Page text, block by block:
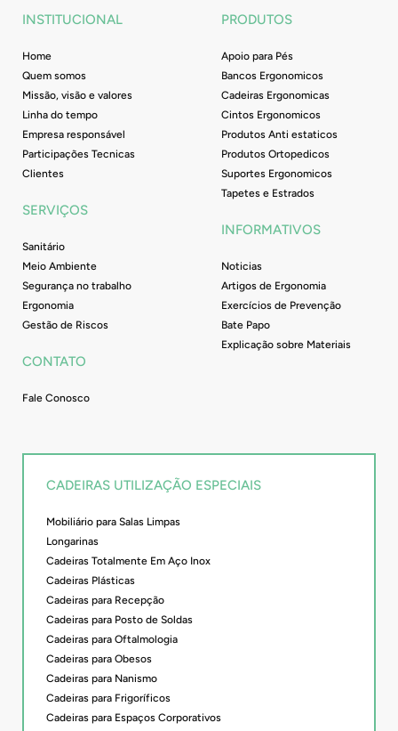
e
i
INSTITUCIONAL
Home
Quem somos
Missão, visão e valores
Linha do tempo
Empresa responsável
Participações Tecnicas
Clientes
SERVIÇOS
Sanitário
Meio Ambiente
Segurança no trabalho
Ergonomia
Gestão de Riscos
CONTATO
Fale Conosco
PRODUTOS
Apoio para Pés
Bancos Ergonomicos
Cadeiras Ergonomicas
Cintos Ergonomicos
Produtos Anti estaticos
Produtos Ortopedicos
Suportes Ergonomicos
Tapetes e Estrados
INFORMATIVOS
Noticias
Artigos de Ergonomia
Exercícios de Prevenção
Bate Papo
Explicação sobre Materiais
CADEIRAS UTILIZAÇÃO ESPECIAIS
Mobiliário para Salas Limpas
Longarinas
Cadeiras Totalmente Em Aço Inox
Cadeiras Plásticas
Cadeiras para Recepção
Cadeiras para Posto de Soldas
Cadeiras para Oftalmologia
Cadeiras para Obesos
Cadeiras para Nanismo
Cadeiras para Frigoríficos
Cadeiras para Espaços Corporativos